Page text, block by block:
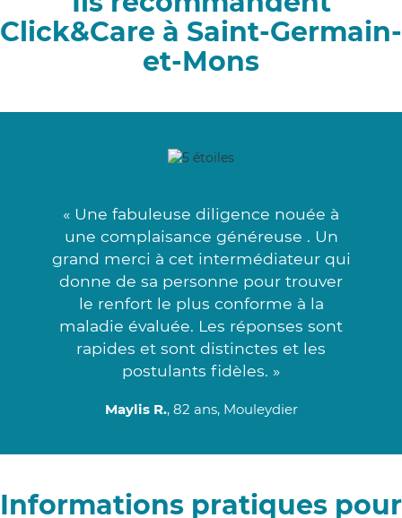
Click&Care à Saint-Germain-
et-Mons
« Une fabuleuse diligence nouée à
une complaisance généreuse . Un
grand merci à cet intermédiateur qui
donne de sa personne pour trouver
le renfort le plus conforme à la
maladie évaluée. Les réponses sont
rapides et sont distinctes et les
postulants fidèles. »
Maylis R., 82 ans, Mouleydier
Informations pratiques pour